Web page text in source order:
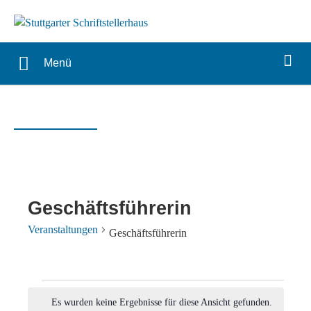
Menü
Geschäftsführerin
Veranstaltungen Geschäftsführerin
Es wurden keine Ergebnisse für diese Ansicht gefunden.